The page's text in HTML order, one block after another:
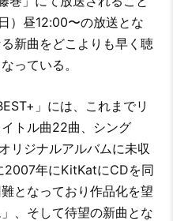
）昼12:00〜の放送とな
新曲をどこよりも早く聴
っている。
」には、これまでリ
トル曲22曲、シング
リジナルアルバムに未収
2007年にKitKatにCDを同
となっており作品化を望
、そして待望の新曲とな